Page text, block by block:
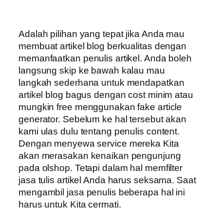
Adalah pilihan yang tepat jika Anda mau
membuat artikel blog berkualitas dengan
memanfaatkan penulis artikel. Anda boleh
langsung skip ke bawah kalau mau
langkah sederhana untuk mendapatkan
artikel blog bagus dengan cost minim atau
mungkin free menggunakan fake article
generator. Sebelum ke hal tersebut akan
kami ulas dulu tentang penulis content.
Dengan menyewa service mereka Kita
akan merasakan kenaikan pengunjung
pada olshop. Tetapi dalam hal memfilter
jasa tulis artikel Anda harus seksama. Saat
mengambil jasa penulis beberapa hal ini
harus untuk Kita cermati.